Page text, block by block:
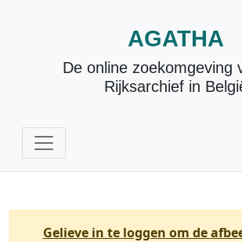
AGATHA
De online zoekomgeving
Rijksarchief in
Gelieve in te loggen om de